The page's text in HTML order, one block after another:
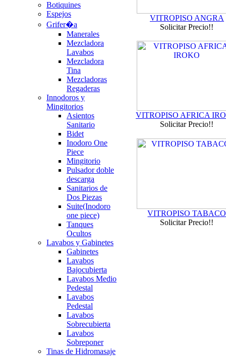
Botiquines
Espejos
Grifer�a
Manerales
Mezcladora
Lavabos
Mezcladora
Tina
Mezcladoras
Regaderas
Innodoros y
Mingitorios
Asientos
Sanitario
Bidet
Inodoro One
Piece
Mingitorio
Pulsador doble
descarga
Sanitarios de
Dos Piezas
Suite(Inodoro
one piece)
Tanques
Ocultos
Lavabos y Gabinetes
Gabinetes
Lavabos
Bajocubierta
Lavabos Medio
Pedestal
Lavabos
Pedestal
Lavabos
Sobrecubierta
Lavabos
Sobreponer
Tinas de Hidromasaje
VITROPISO ANGRA
Solicitar Precio!!
VITROPISO AFRICA
Solicitar Precio!!
VITROPISO TABACO
Solicitar Precio!!